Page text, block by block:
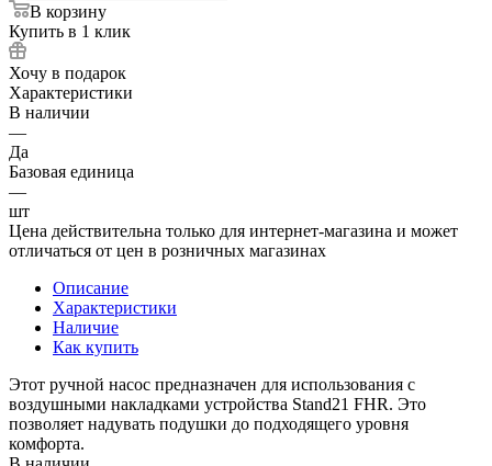
В корзину
Купить в 1 клик
Хочу в подарок
Характеристики
В наличии
—
Да
Базовая единица
—
шт
Цена действительна только для интернет-магазина и может
отличаться от цен в розничных магазинах
Описание
Характеристики
Наличие
Как купить
Этот ручной насос предназначен для использования с
воздушными накладками устройства Stand21 FHR. Это
позволяет надувать подушки до подходящего уровня
комфорта.